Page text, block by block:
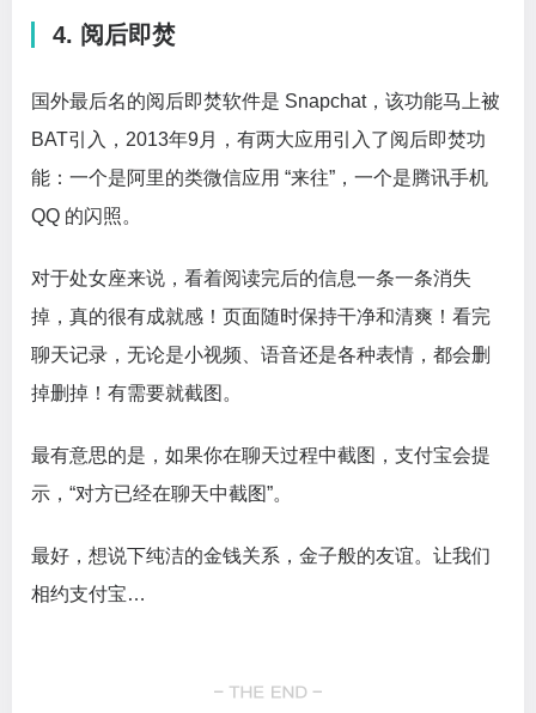
4. 阅后即焚
国外最后名的阅后即焚软件是 Snapchat，该功能马上被
BAT引入，2013年9月，有两大应用引入了阅后即焚功
能：一个是阿里的类微信应用 “来往”，一个是腾讯手机
QQ 的闪照。
对于处女座来说，看着阅读完后的信息一条一条消失
掉，真的很有成就感！页面随时保持干净和清爽！看完
聊天记录，无论是小视频、语音还是各种表情，都会删
掉删掉！有需要就截图。
最有意思的是，如果你在聊天过程中截图，支付宝会提
示，“对方已经在聊天中截图”。
最好，想说下纯洁的金钱关系，金子般的友谊。让我们
相约支付宝…